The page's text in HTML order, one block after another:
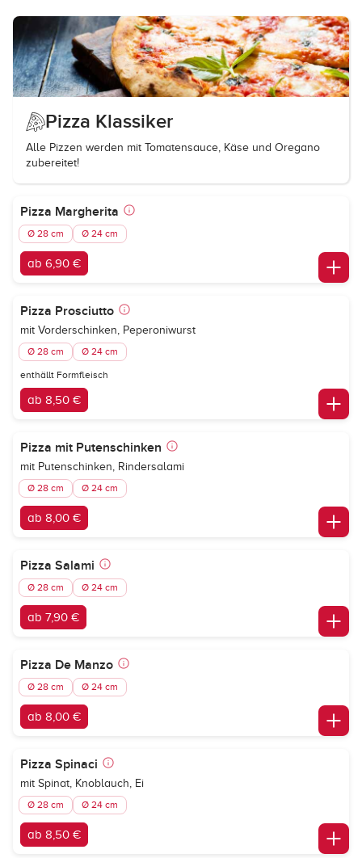
Pizza Klassiker
Alle Pizzen werden mit Tomatensauce, Käse und Oregano
zubereitet!
Pizza Margherita
Ø 28 cm Ø 24 cm
ab 6,90 €
Pizza Prosciutto
mit Vorderschinken, Peperoniwurst
Ø 28 cm Ø 24 cm
enthällt Formfleisch
ab 8,50 €
Pizza mit Putenschinken
mit Putenschinken, Rindersalami
Ø 28 cm Ø 24 cm
ab 8,00 €
Pizza Salami
Ø 28 cm Ø 24 cm
ab 7,90 €
Pizza De Manzo
Ø 28 cm Ø 24 cm
ab 8,00 €
Pizza Spinaci
mit Spinat, Knoblauch, Ei
Ø 28 cm Ø 24 cm
ab 8,50 €